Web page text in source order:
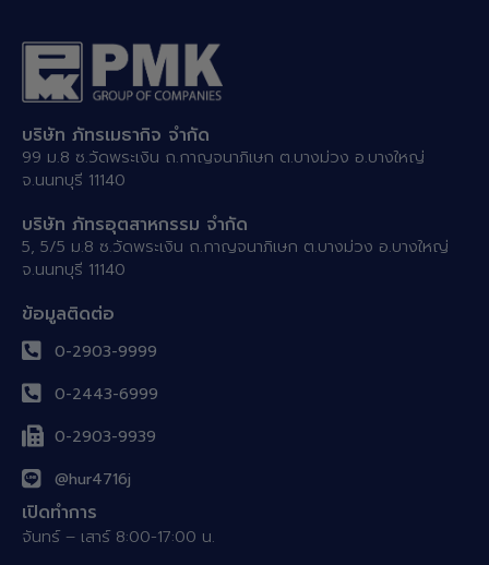
บริษัท ภัทรเมธากิจ จำกัด
99 ม.8 ซ.วัดพระเงิน ถ.กาญจนาภิเษก ต.บางม่วง อ.บางใหญ่
จ.นนทบุรี 11140
บริษัท ภัทรอุตสาหกรรม จำกัด
5, 5/5 ม.8 ซ.วัดพระเงิน ถ.กาญจนาภิเษก ต.บางม่วง อ.บางใหญ่
จ.นนทบุรี 11140
ข้อมูลติดต่อ
0-2903-9999
0-2443-6999
0-2903-9939
@hur4716j
เปิดทำการ
จันทร์ – เสาร์ 8:00-17:00 น.